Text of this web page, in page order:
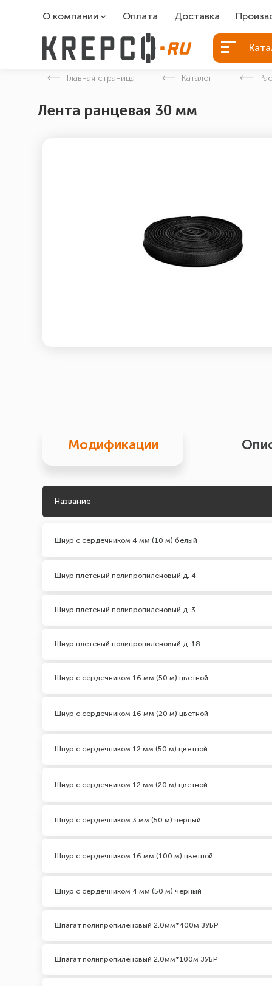
О компании
О компании
Оплата Доставка
Болты
Болты
Главная страница Каталог
Лента ранцевая 30 мм
Модификации
Название
Шнур с сердечником 4 мм (10 м) белый
Шнур плетеный полипропиленовый д. 4
Шнур плетеный полипропиленовый д. 3
Шнур плетеный полипропиленовый д. 18
Шнур с сердечником 16 мм (50 м) цветной
Шнур с сердечником 16 мм (20 м) цветной
Шнур с сердечником 12 мм (50 м) цветной
Шнур с сердечником 12 мм (20 м) цветной
Шнур с сердечником 3 мм (50 м) черный
Шнур с сердечником 16 мм (100 м) цветной
Шнур с сердечником 4 мм (50 м) черный
Шпагат полипропиленовый 2,0мм*400м ЗУБР
Шпагат полипропиленовый 2,0мм*100м ЗУБР